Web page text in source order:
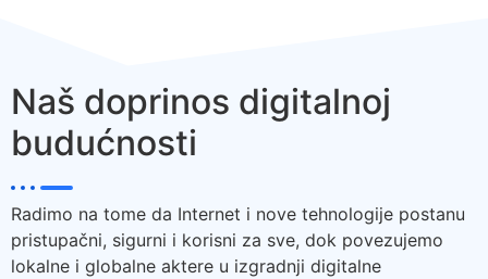
Naš doprinos digitalnoj
budućnosti
Radimo na tome da Internet i nove tehnologije postanu
pristupačni, sigurni i korisni za sve, dok povezujemo
lokalne i globalne aktere u izgradnji digitalne